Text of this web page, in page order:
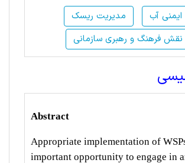
مدیریت ریسک
ایمنی آب
نقش فرهنگ و رهبری سازمانی
Abstract
Appropriate implementation of
important opportunity to engage in